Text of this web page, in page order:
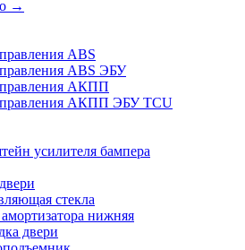
→
ABS
ABS ЭБУ
АКПП
АКПП ЭБУ TCU
усилителя бампера
стекла
нижняя
двери